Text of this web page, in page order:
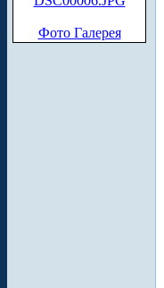
Фото Галерея